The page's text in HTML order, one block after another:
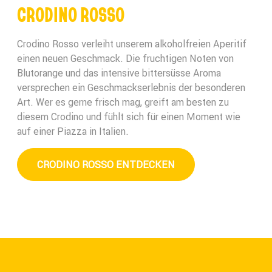
CRODINO ROSSO
Crodino Rosso verleiht unserem alkoholfreien Aperitif
einen neuen Geschmack. Die fruchtigen Noten von
Blutorange und das intensive bittersüsse Aroma
versprechen ein Geschmackserlebnis der besonderen
Art. Wer es gerne frisch mag, greift am besten zu
diesem Crodino und fühlt sich für einen Moment wie
auf einer Piazza in Italien.
CRODINO ROSSO ENTDECKEN